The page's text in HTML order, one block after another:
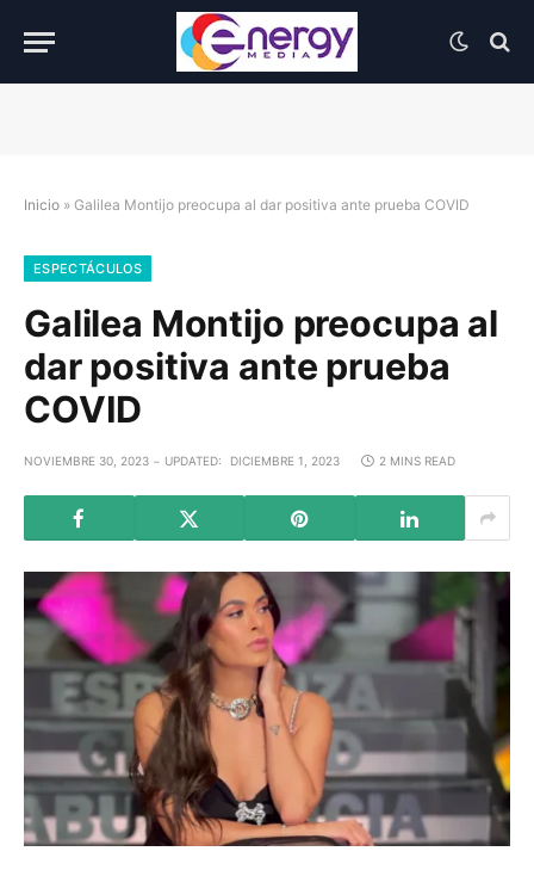
Inicio » Galilea Montijo preocupa al dar positiva ante prueba COVID
ESPECTÁCULOS
Galilea Montijo preocupa al
dar positiva ante prueba
COVID
NOVIEMBRE 30, 2023 UPDATED: DICIEMBRE 1, 2023 2 MINS READ